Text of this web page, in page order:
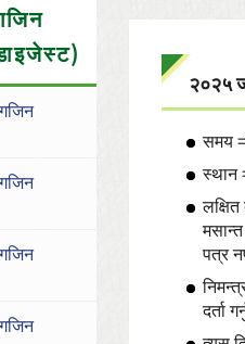
२०२५
समय
स्थान
पत्र
दर्ता